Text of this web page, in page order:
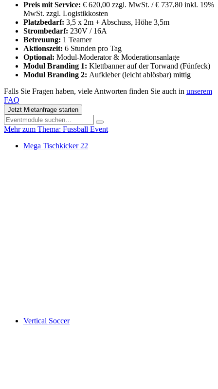
Preis mit Service: € 620,00 zzgl. MwSt. / € 737,80 inkl. 19%
MwSt. zzgl. Logistikkosten
Platzbedarf: 3,5 x 2m + Abschuss, Höhe 3,5m
Strombedarf: 230V / 16A
Betreuung: 1 Teamer
Aktionszeit: 6 Stunden pro Tag
Optional: Modul-Moderator & Moderationsanlage
Modul Branding 1: Klettbanner auf der Torwand (Fünfeck)
Modul Branding 2: Aufkleber (leicht ablösbar) mittig
Falls Sie Fragen haben, viele Antworten finden Sie auch in unserem
FAQ
Jetzt Mietanfrage starten
Mehr zum Thema: Fussball Event
Mega Tischkicker 22
Vertical Soccer